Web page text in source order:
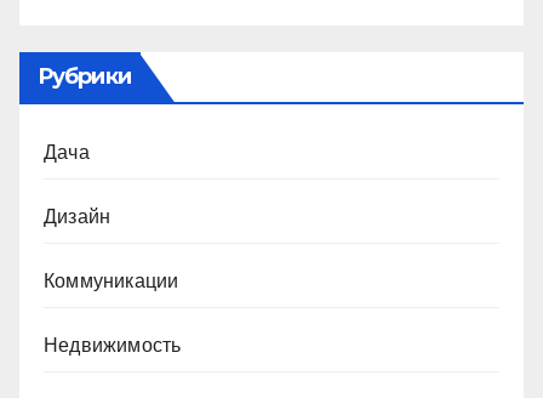
Рубрики
Дача
Дизайн
Коммуникации
Недвижимость